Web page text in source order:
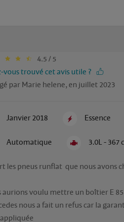
4.5 / 5
vous trouvé cet avis utile ?
par Marie helene, en juillet 2023
Janvier 2018 Essence
Automatique 3.0L - 367
les pneus runflat  que nous avons
aurions voulu mettre un boîtier E
nous a fait un refus car la